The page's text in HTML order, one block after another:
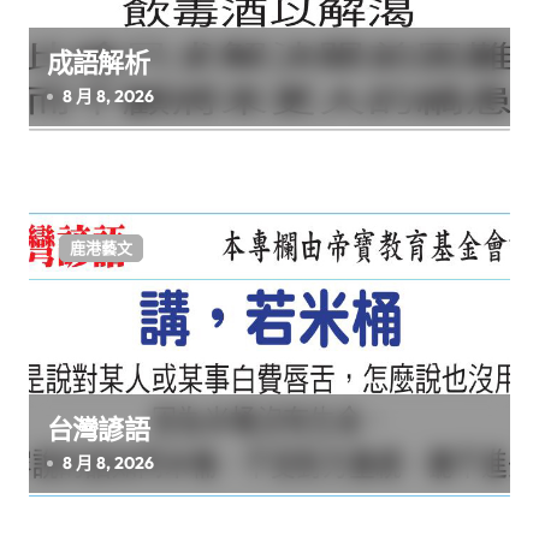
成語解析
8 月 8, 2026
鹿港藝文
台灣諺語
8 月 8, 2026